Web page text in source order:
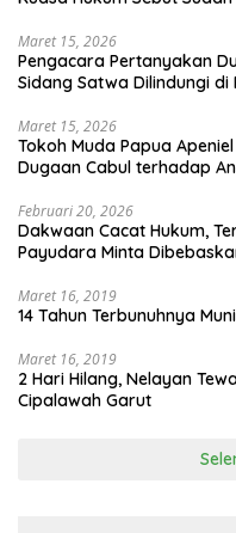
Maret 15, 2026
Pengacara Pertanyakan
Sidang Satwa Dilindungi
Maret 15, 2026
Tokoh Muda Papua
Dugaan Cabul terhadap
Februari 20, 2026
Dakwaan Cacat Hukum,
Payudara Minta
Maret 16, 2019
14 Tahun Terbunuhnya
Maret 16, 2019
2 Hari Hilang, Nelayan
Cipalawah Garut